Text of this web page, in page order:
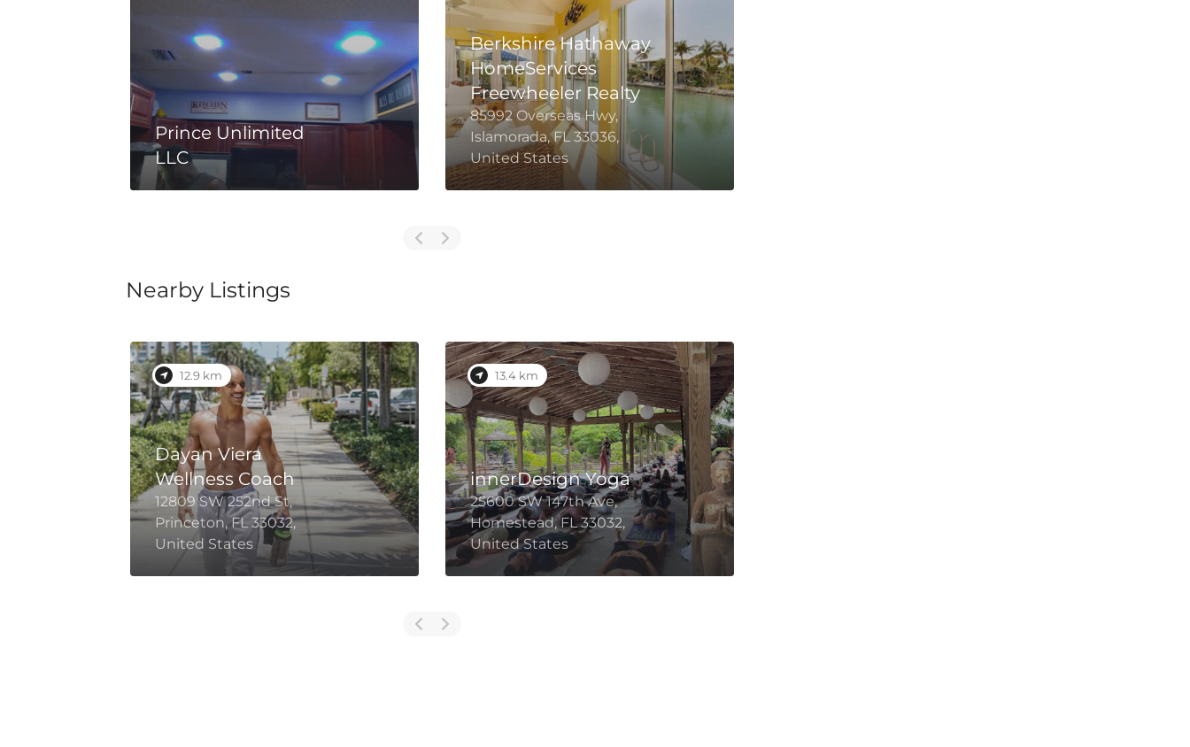
Prince Unlimited
LLC
Berkshire Hathaway
HomeServices
Freewheeler Realty
85992 Overseas Hwy,
Islamorada, FL 33036,
United States
Nearby Listings
12.9 km
Dayan Viera
Wellness Coach
12809 SW 252nd St,
Princeton, FL 33032,
United States
13.4 km
innerDesign Yoga
25600 SW 147th Ave,
Homestead, FL 33032,
United States